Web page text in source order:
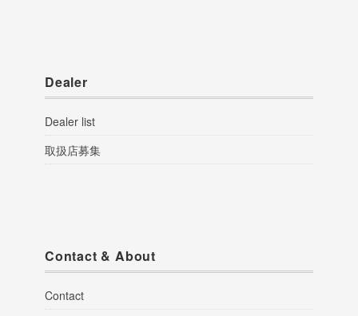
Dealer
Dealer list
取扱店募集
Contact & About
Contact